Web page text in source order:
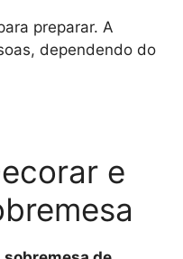
preparar. A
dependendo do
e